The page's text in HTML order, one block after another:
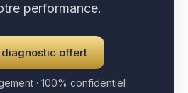
performance.
diagnostic offert
· 100% confidentiel